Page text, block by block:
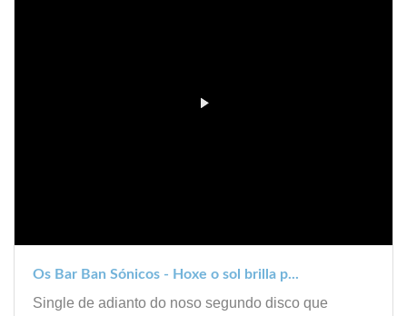
Os Bar Ban Sónicos - Hoxe o sol brilla p...
Single de adianto do noso segundo disco que